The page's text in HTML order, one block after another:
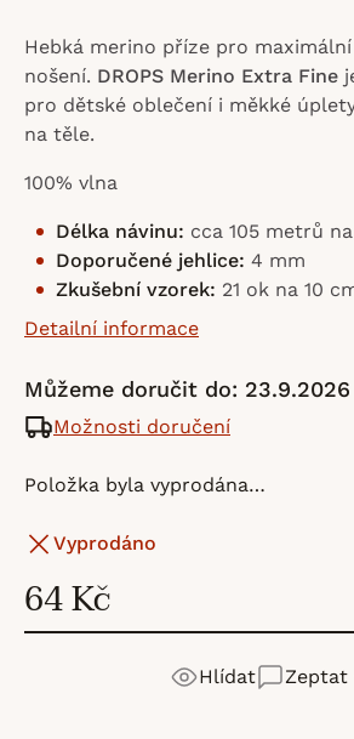
64 Kč
Vyprodáno
Můžeme doručit do: 23.9.2026
Možnosti doručení
Položka byla vyprodána…
Hebká merino příze pro
nošení. DROPS Merino Extra Fine
pro dětské oblečení i měkké
na těle.
100% vlna
Délka návinu: cca 105 metrů
Doporučené jehlice: 4 mm
Zkušební vzorek: 21 ok na 10
Detailní informace
Zeptat
Hlídat